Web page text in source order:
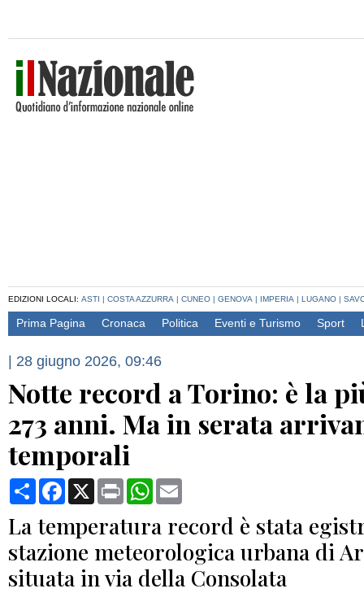
EDIZIONI LOCALI: ASTI | COSTA AZZURRA | CUNEO | GENOVA | IMPERIA | LUGANO |
Prima Pagina Cronaca Politica Eventi e Turismo Sport
| 28 giugno 2026, 09:46
Notte record a Torino: è la
273 anni. Ma in serata
temporali
CondividiFacebook
X Print WhatsApp
La temperatura record è stata
stazione meteorologica urbana di
situata in via della Consolata